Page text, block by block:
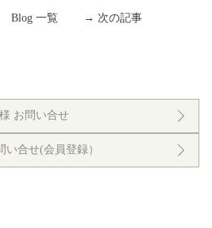
Blog 一覧 → 次の記事
お問い合せ
い合せ(会員登録）